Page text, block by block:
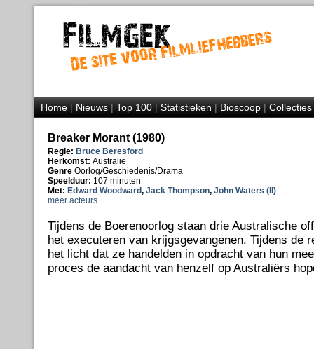
Home|Nieuws|Top 100|Statistieken|Bioscoop|Collecties
Breaker Morant (1980)
Regie: Bruce Beresford
Herkomst: Australië
Genre Oorlog/Geschiedenis/Drama
Speelduur: 107 minuten
Met: Edward Woodward, Jack Thompson, John Waters (II)
meer acteurs
Tijdens de Boerenoorlog staan drie Australische
het executeren van krijgsgevangenen. Tijdens de
het licht dat ze handelden in opdracht van hun
proces de aandacht van henzelf op Australiërs